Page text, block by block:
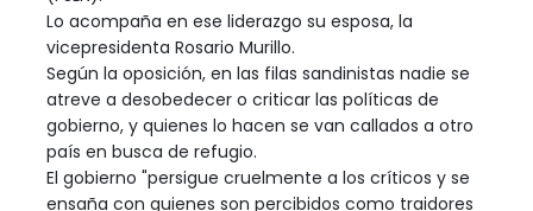
Lo acompaña en ese liderazgo su esposa, la
vicepresidenta Rosario Murillo.
Según la oposición, en las filas sandinistas nadie se
atreve a desobedecer o criticar las políticas de
gobierno, y quienes lo hacen se van callados a otro
país en busca de refugio.
El gobierno "persigue cruelmente a los críticos y se
ensaña con quienes son percibidos como traidores